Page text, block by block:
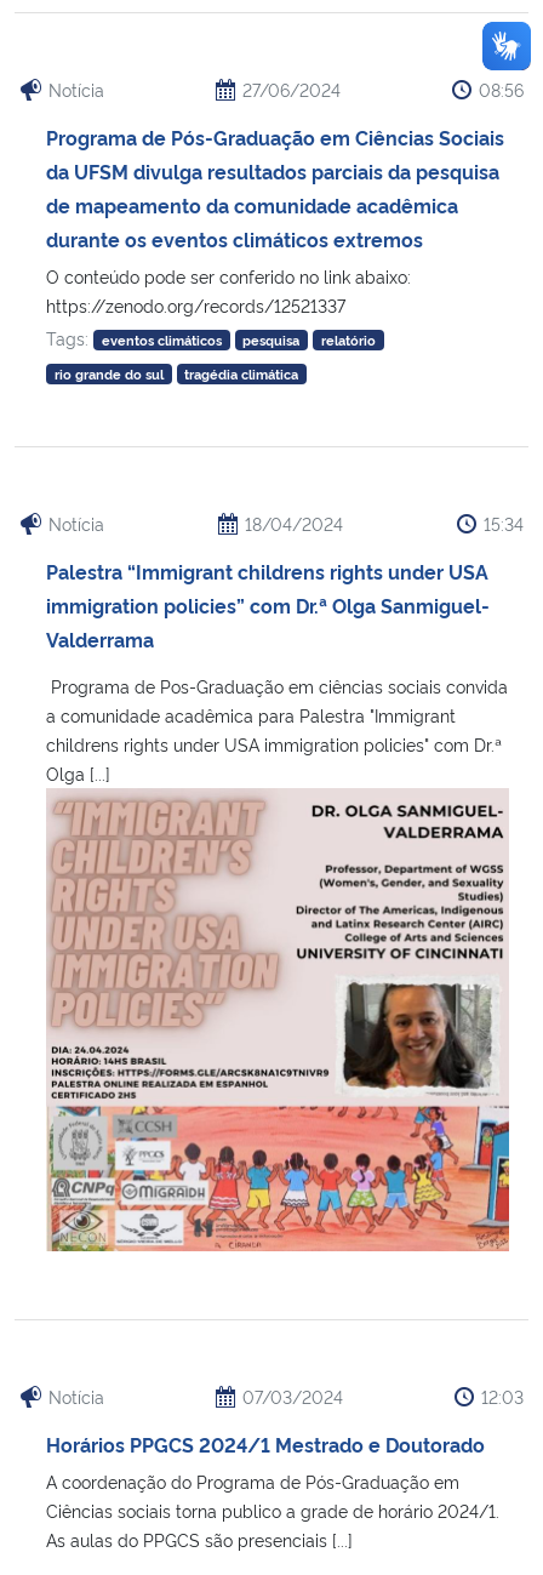
Notícia 27/06/2024 08:56
Programa de Pós-Graduação em Ciências Sociais
da UFSM divulga resultados parciais da pesquisa
de mapeamento da comunidade acadêmica
durante os eventos climáticos extremos
O conteúdo pode ser conferido no link abaixo:
https://zenodo.org/records/12521337
Tags:
eventos climáticos pesquisa
relatório
rio grande do sul
tragédia climática
Notícia 18/04/2024 15:34
Palestra “Immigrant childrens rights under USA
immigration policies” com Dr.ª Olga Sanmiguel-
Valderrama
Programa de Pos-Graduação em ciências sociais convida
a comunidade acadêmica para Palestra "Immigrant
childrens rights under USA immigration policies" com Dr.ª
Olga [...]
Notícia 07/03/2024 12:03
Horários PPGCS 2024/1 Mestrado e Doutorado
A coordenação do Programa de Pós-Graduação em
Ciências sociais torna publico a grade de horário 2024/1.
As aulas do PPGCS são presenciais [...]